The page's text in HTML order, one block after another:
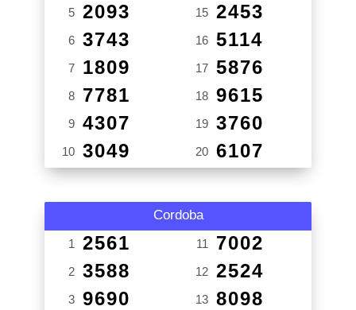
5 2093
6 3743
7 1809
8 7781
9 4307
10 3049
15 2453
16 5114
17 5876
18 9615
19 3760
20 6107
Cordoba
1 2561
2 3588
3 9690
11 7002
12 2524
13 8098